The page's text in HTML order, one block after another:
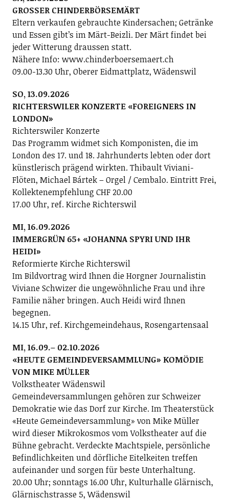
GROSSER CHINDERBÖRSEMÄRT
Eltern verkaufen gebrauchte Kindersachen; Getränke
und Essen gibt’s im Märt-Beizli. Der Märt findet bei
jeder Witterung draussen statt.
Nähere Info: www.chinderboersemaert.ch
09.00-13.30 Uhr, Oberer Eidmattplatz, Wädenswil
SO, 13.09.2026
RICHTERSWILER KONZERTE «FOREIGNERS IN
LONDON»
Richterswiler Konzerte
Das Programm widmet sich Komponisten, die im
London des 17. und 18. Jahrhunderts lebten oder dort
künstlerisch prägend wirkten. Thibault Viviani-
Flöten, Michael Bártek – Orgel / Cembalo. Eintritt Frei,
Kollektenempfehlung CHF 20.00
17.00 Uhr, ref. Kirche Richterswil
MI, 16.09.2026
IMMERGRÜN 65+ «JOHANNA SPYRI UND IHR
HEIDI»
Reformierte Kirche Richterswil
Im Bildvortrag wird Ihnen die Horgner Journalistin
Viviane Schwizer die ungewöhnliche Frau und ihre
Familie näher bringen. Auch Heidi wird Ihnen
begegnen.
14.15 Uhr, ref. Kirchgemeindehaus, Rosengartensaal
MI, 16.09.– 02.10.2026
«HEUTE GEMEINDEVERSAMMLUNG» KOMÖDIE
VON MIKE MÜLLER
Volkstheater Wädenswil
Gemeindeversammlungen gehören zur Schweizer
Demokratie wie das Dorf zur Kirche. Im Theaterstück
«Heute Gemeindeversammlung» von Mike Müller
wird dieser Mikrokosmos vom Volkstheater auf die
Bühne gebracht. Verdeckte Machtspiele, persönliche
Befindlichkeiten und dörfliche Eitelkeiten treffen
aufeinander und sorgen für beste Unterhaltung.
20.00 Uhr; sonntags 16.00 Uhr, Kulturhalle Glärnisch,
Glärnischstrasse 5, Wädenswil